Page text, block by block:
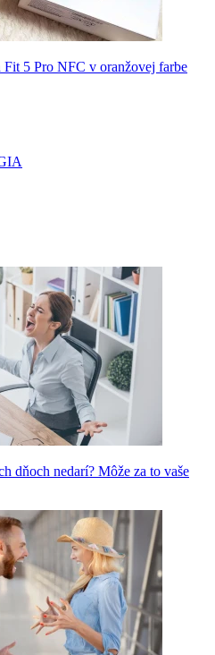
Fit 5 Pro NFC v oranžovej farbe
dňoch nedarí? Môže za to vaše